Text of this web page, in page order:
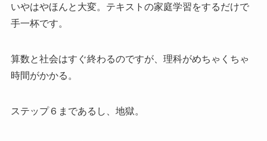
いやはやほんと大変。テキストの家庭学習をするだけで
手一杯です。
算数と社会はすぐ終わるのですが、理科がめちゃくちゃ
時間がかかる。
ステップ６まであるし、地獄。